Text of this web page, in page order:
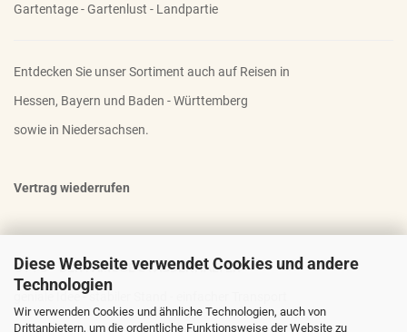
Diese Webseite verwendet Cookies und andere
Technologien
Wir verwenden Cookies und ähnliche Technologien, auch von
Drittanbietern, um die ordentliche Funktionsweise der Website zu
Gartentage - Gartenlust - Landpartie
Entdecken Sie unser Sortiment auch auf Reisen in
Hessen, Bayern und Baden - Württemberg
sowie in Niedersachsen.
Vertrag wiederrufen
OTTO - DER FAMOSE STAUDENHALTER
geniale Idee - stabiler Stand - einfacher Transport